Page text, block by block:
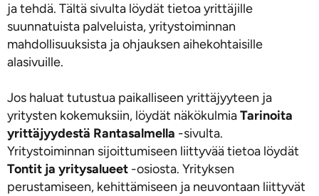
ja tehdä. Tältä sivulta löydät tietoa yrittäjille
suunnatuista palveluista, yritystoiminnan
mahdollisuuksista ja ohjauksen aihekohtaisille
alasivuille.
Jos haluat tutustua paikalliseen yrittäjyyteen ja
yritysten kokemuksiin, löydät näkökulmiaTarinoita
yrittäjyydestä Rantasalmella -sivulta.
Yritystoiminnan sijoittumiseen liittyvää tietoa löydät
Tontit ja yritysalueet -osiosta. Yrityksen
perustamiseen, kehittämiseen ja neuvontaan liittyvät